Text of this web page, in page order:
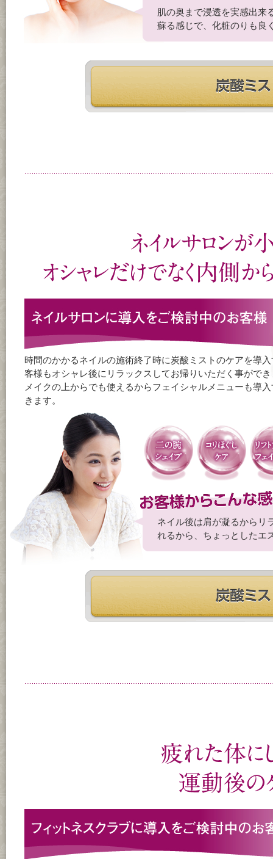
肌の奥まで浸透を実感出来
蘇る感じで、化粧のりも良
時間のかかるネイルの施術終了時に炭酸ミストのケアを導
客様もオシャレ後にリラックスしてお帰りいただく事がで
メイクの上からでも使えるからフェイシャルメニューも導
きます。
ネイル後は肩が凝るからリ
れるから、ちょっとしたエ